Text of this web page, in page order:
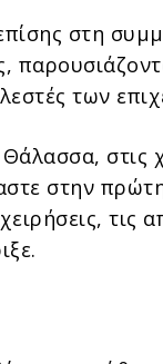
στη
των
στις
στην
τις